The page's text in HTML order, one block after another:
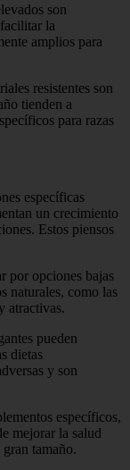
son
la
amplios para
resistentes son
tienden a
para razas
específicas
un crecimiento
Estos piensos
por opciones bajas
naturales, como las
atractivas.
pueden
dietas
y son
específicos,
mejorar la salud
tamaño.